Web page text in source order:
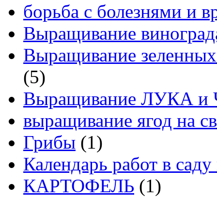
борьба с болезнями и
Выращивание
Выращивание
(5)
Выращивание ЛУКА
выращивание ягод на
Грибы (1)
Календарь работ в
КАРТОФЕЛЬ (1)